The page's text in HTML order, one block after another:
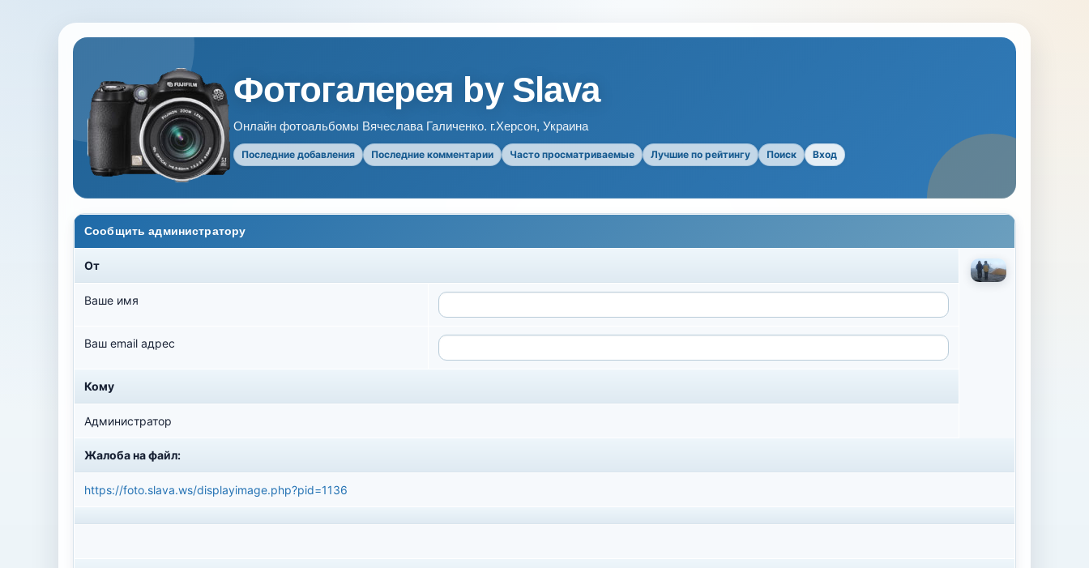
Фотогалерея by Slava
Онлайн фотоальбомы Вячеслава Галиченко. г.Херсон, Украина
Последние добавления Последние комментарии Часто просматриваемые Лучшие по рейтингу Поиск Вход
Сообщить администратору
От
Ваше имя
Ваш email адрес
Кому
Администратор
Жалоба на файл:
https://foto.slava.ws/displayimage.php?pid=1136